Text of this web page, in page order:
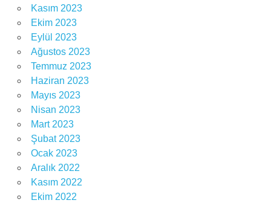
Kasım 2023
Ekim 2023
Eylül 2023
Ağustos 2023
Temmuz 2023
Haziran 2023
Mayıs 2023
Nisan 2023
Mart 2023
Şubat 2023
Ocak 2023
Aralık 2022
Kasım 2022
Ekim 2022